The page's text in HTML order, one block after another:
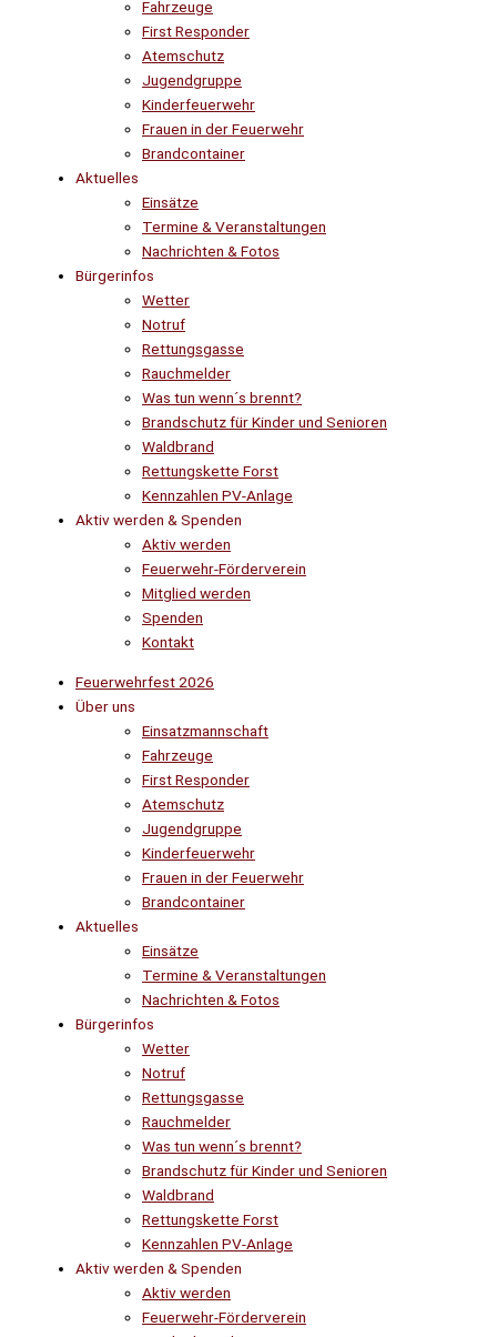
Fahrzeuge
First Responder
Atemschutz
Jugendgruppe
Kinderfeuerwehr
Frauen in der Feuerwehr
Brandcontainer
Aktuelles
Einsätze
Termine & Veranstaltungen
Nachrichten & Fotos
Bürgerinfos
Wetter
Notruf
Rettungsgasse
Rauchmelder
Was tun wenn´s brennt?
Brandschutz für Kinder und Senioren
Waldbrand
Rettungskette Forst
Kennzahlen PV-Anlage
Aktiv werden & Spenden
Aktiv werden
Feuerwehr-Förderverein
Mitglied werden
Spenden
Kontakt
Feuerwehrfest 2026
Über uns
Einsatzmannschaft
Fahrzeuge
First Responder
Atemschutz
Jugendgruppe
Kinderfeuerwehr
Frauen in der Feuerwehr
Brandcontainer
Aktuelles
Einsätze
Termine & Veranstaltungen
Nachrichten & Fotos
Bürgerinfos
Wetter
Notruf
Rettungsgasse
Rauchmelder
Was tun wenn´s brennt?
Brandschutz für Kinder und Senioren
Waldbrand
Rettungskette Forst
Kennzahlen PV-Anlage
Aktiv werden & Spenden
Aktiv werden
Feuerwehr-Förderverein